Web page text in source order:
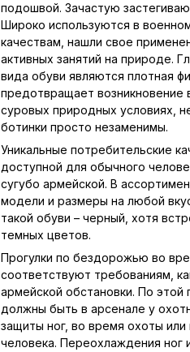
подошвой. Зачастую
Широко используются в
качествам, нашли свое
активных занятий на природе.
вида обуви являются плотная
предотвращает возникновение
суровых природных условиях,
ботинки просто незаменимы.
Уникальные потребительские
доступной для обычного
сугубо армейской. В
модели и размеры на любой
такой обуви – черный, хотя
темных цветов.
Прогулки по бездорожью во
соответствуют требованиям,
армейской обстановки. По этой
должны быть в арсенале у
защиты ног, во время охоты или
человека. Переохлаждения ног